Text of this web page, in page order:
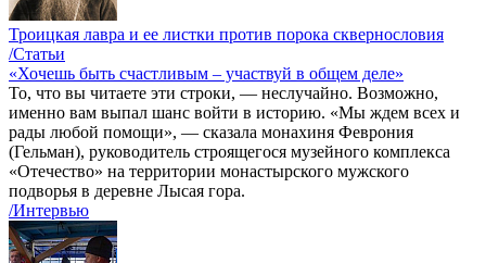
Троицкая лавра и ее листки против порока сквернословия
/Статьи
«Хочешь быть счастливым – участвуй в общем деле»
То, что вы читаете эти строки, — неслучайно. Возможно,
именно вам выпал шанс войти в историю. «Мы ждем всех и
рады любой помощи», — сказала монахиня Феврония
(Гельман), руководитель строящегося музейного комплекса
«Отечество» на территории монастырского мужского
подворья в деревне Лысая гора.
/Интервью